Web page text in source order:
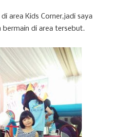
area Kids Corner,jadi saya
bermain di area tersebut.